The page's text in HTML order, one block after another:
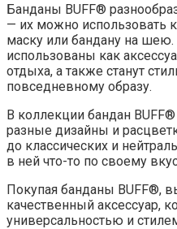
Банданы BUFF®
— их можно использовать
маску или бандану на
использованы как
отдыха, а также станут
повседневному образу.
В коллекции бандан
разные дизайны и
до классических и
в ней что-то по своему
Покупая банданы BUFF®,
качественный аксессуар,
универсальностью и